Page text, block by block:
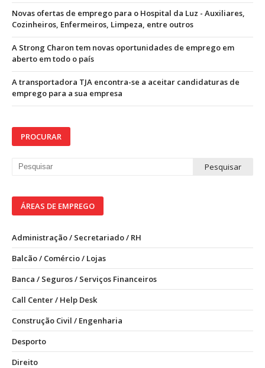
Novas ofertas de emprego para o Hospital da Luz - Auxiliares,
Cozinheiros, Enfermeiros, Limpeza, entre outros
A Strong Charon tem novas oportunidades de emprego em
aberto em todo o país
A transportadora TJA encontra-se a aceitar candidaturas de
emprego para a sua empresa
PROCURAR
ÁREAS DE EMPREGO
Administração / Secretariado / RH
Balcão / Comércio / Lojas
Banca / Seguros / Serviços Financeiros
Call Center / Help Desk
Construção Civil / Engenharia
Desporto
Direito